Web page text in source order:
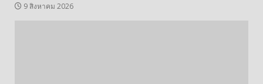
9 สิงหาคม 2026